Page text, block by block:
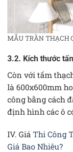
MẪU TRẦN THẠCH
3.2. Kích thước
Còn với tấm
là 600x600mm
công bằng cách
định hình các ô
IV. Giá Thi Công
Giá Bao Nhiêu?